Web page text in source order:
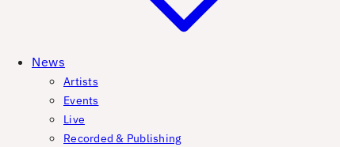
News
Artists
Events
Live
Recorded & Publishing